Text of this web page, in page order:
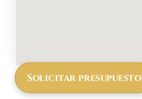
Solicitar presupuesto